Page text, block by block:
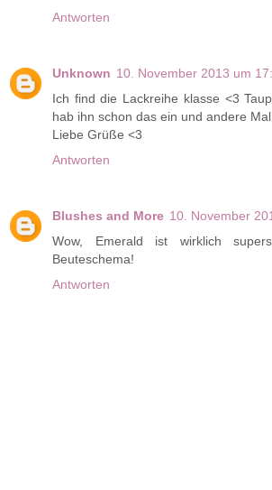
Antworten
Unknown 10. November 2013 um
Ich find die Lackreihe klasse <3
hab ihn schon das ein und andere
Liebe Grüße <3
Antworten
Blushes and More 10. November
Wow, Emerald ist wirklich
Beuteschema!
Antworten